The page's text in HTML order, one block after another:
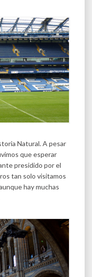
Natural. A pesar
que esperar
presidido por el
tan solo visitamos
hay muchas